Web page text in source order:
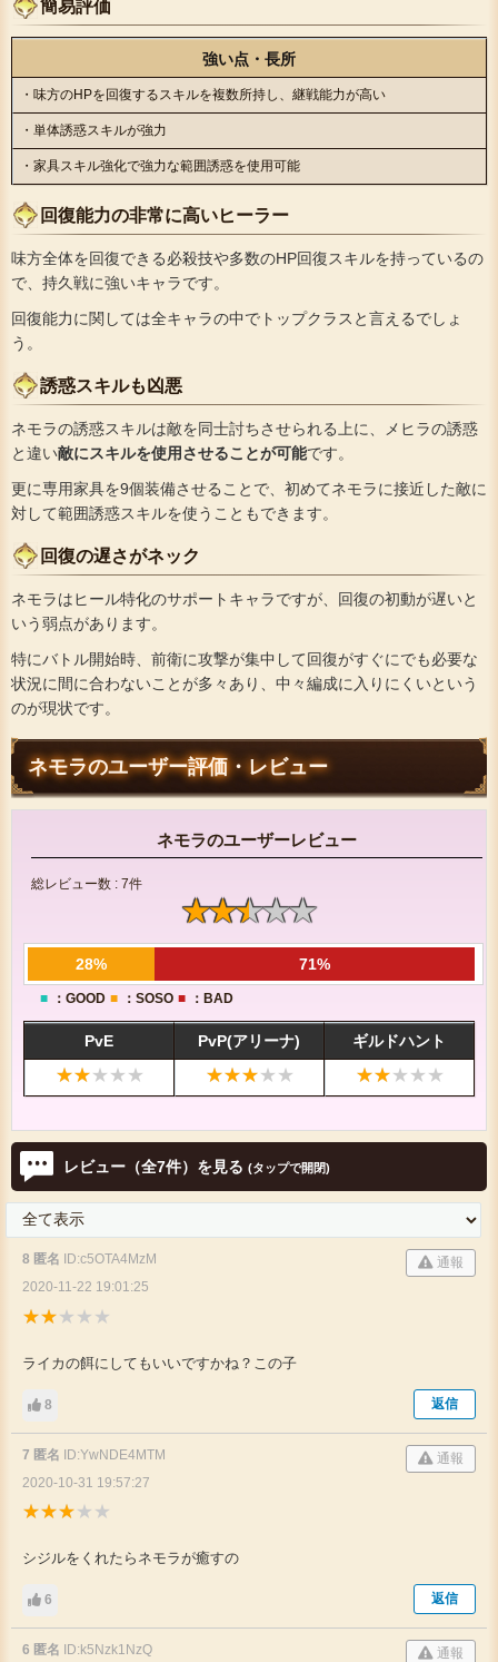
簡易評価
強い点・長所
・味方のHPを回復するスキルを複数所持し、継戦能力が高い
・単体誘惑スキルが強力
・家具スキル強化で強力な範囲誘惑を使用可能
回復能力の非常に高いヒーラー
味方全体を回復できる必殺技や多数のHP回復スキルを持っているの
で、持久戦に強いキャラです。
回復能力に関しては全キャラの中でトップクラスと言えるでしょ
う。
誘惑スキルも凶悪
ネモラの誘惑スキルは敵を同士討ちさせられる上に、メヒラの誘惑
と違い敵にスキルを使用させることが可能です。
更に専用家具を9個装備させることで、初めてネモラに接近した敵に
対して範囲誘惑スキルを使うこともできます。
回復の遅さがネック
ネモラはヒール特化のサポートキャラですが、回復の初動が遅いと
いう弱点があります。
特にバトル開始時、前衛に攻撃が集中して回復がすぐにでも必要な
状況に間に合わないことが多々あり、中々編成に入りにくいという
のが現状です。
ネモラのユーザー評価・レビュー
ネモラのユーザーレビュー
総レビュー数 : 7件
28% 71%
■ ：GOOD ■ ：SOSO ■ ：BAD
PvE PvP(アリーナ) ギルドハント
レビュー（全7件） を見る (タップで開閉)
8 匿名 ID:c5OTA4MzM
通報
2020-11-22 19:01:25
ライカの餌にしてもいいですかね？この子
8 返信
7 匿名 ID:YwNDE4MTM
通報
2020-10-31 19:57:27
シジルをくれたらネモラが癒すの
6 返信
6 匿名 ID:k5Nzk1NzQ
通報